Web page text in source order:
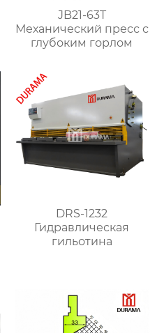
JB21-63T
Механический пресс с
глубоким горлом
DRS-1232
Гидравлическая
гильотина